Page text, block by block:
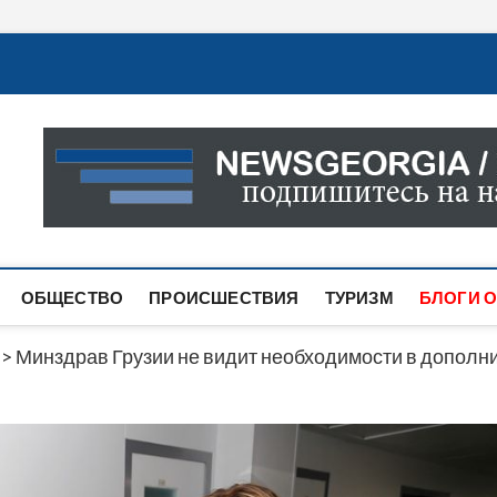
Новости Грузии
САМАЯ АКТУАЛЬНАЯ ИНФОРМАЦИЯ О СОБЫТИЯХ
САЙТЕ ВЫ НАЙДЕТЕ НОВОСТИ ПОЛИТИКИ,
ОБЩЕСТВО ПРОИСШЕСТВИЯ ТУРИЗМ БЛОГИ
> Минздрав Грузии не видит необходимости в